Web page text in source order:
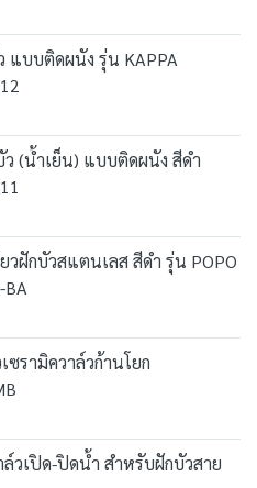
แบบติดผนัง รุ่น KAPPA
ว (น้ำเย็น) แบบติดผนัง สีดำ
วฝักบัวสแตนเลส สีดำ รุ่น POPO
ซรามิควาล์วก้านโยก
วเปิด-ปิดน้ำ สำหรับฝักบัวสาย